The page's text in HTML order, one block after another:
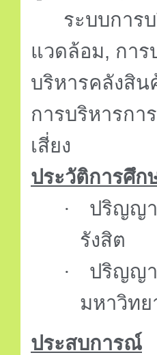
ระบบการ
แวดล้อม, การ
บริหารคลังสิ
การบริหารกา
เสี่ยง
ประวัติการศึก
·
ปริญญ
รังสิต
·
ปริญญ
มหาวิทย
ประสบการณ์